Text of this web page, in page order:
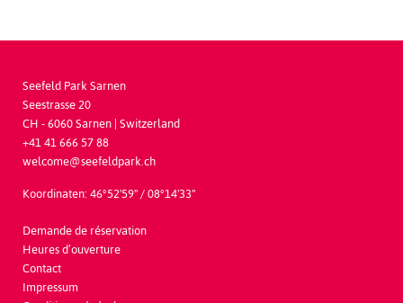
Seefeld Park Sarnen
Seestrasse 20
CH - 6060Sarnen | Switzerland
+41 41 666 57 88
welcome@seefeldpark.ch
Koordinaten: 46°52'59'' / 08°14'33''
Demande de réservation
Heures d’ouverture
Contact
Impressum